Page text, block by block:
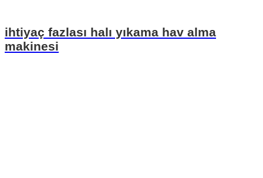
ihtiyaç fazlası halı yıkama hav alma
makinesi